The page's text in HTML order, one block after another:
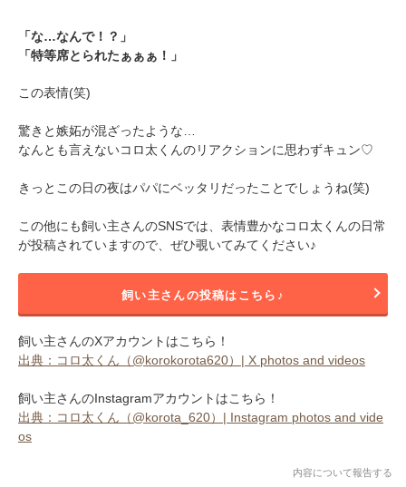
「な…なんで！？」
「特等席とられたぁぁぁ！」
この表情(笑)
驚きと嫉妬が混ざったような…
なんとも言えないコロ太くんのリアクションに思わずキュン♡
きっとこの日の夜はパパにベッタリだったことでしょうね(笑)
この他にも飼い主さんのSNSでは、表情豊かなコロ太くんの日常
が投稿されていますので、ぜひ覗いてみてください♪
飼い主さんの投稿はこちら♪
飼い主さんのXアカウントはこちら！
出典：コロ太くん（@korokorota620）| X photos and videos
飼い主さんのInstagramアカウントはこちら！
出典：コロ太くん（@korota_620）| Instagram photos and vide
os
内容について報告する